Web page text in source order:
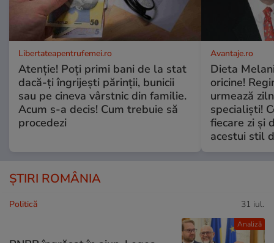
Libertateapentrufemei.ro
Atenție! Poți primi bani de la stat
dacă-ți îngrijești părinții, bunicii
sau pe cineva vârstnic din familie.
Acum s-a decis! Cum trebuie să
procedezi
Avantaje.ro
Dieta
oricine!
urmează
specialiști!
fiecare zi și
acestui stil
ȘTIRI ROMÂNIA
Analiză
Politică 31 iul.